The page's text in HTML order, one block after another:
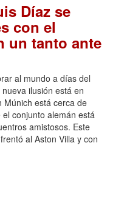
Díaz se
con el
un tanto ante
al mundo a días del
ilusión está en
Múnich está cerca de
conjunto alemán está
amistosos. Este
al Aston Villa y con